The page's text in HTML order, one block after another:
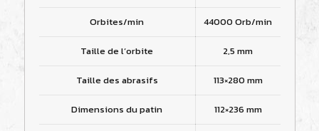
Orbites/min 44000 Orb/min
Taille de l‘orbite 2,5 mm
Taille des abrasifs 113×280 mm
Dimensions du patin 112×236 mm